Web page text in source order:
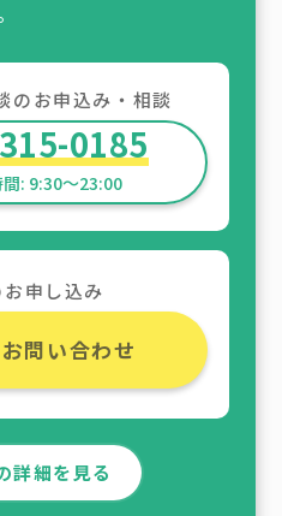
のお申込み・相談
0185
申し込み
問い合わせ
詳細を見る